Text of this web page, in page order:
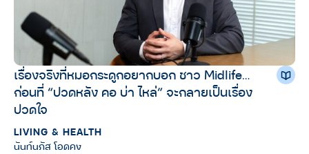
เรื่องจริงที่หมอกระดูกอยากบอก ชาว Midlife…
ก่อนที่ “ปวดหลัง คอ บ่า ไหล่” จะกลายเป็นเรื่อง
ปวดใจ
LIVING & HEALTH
นันท์นภัส โอดคง